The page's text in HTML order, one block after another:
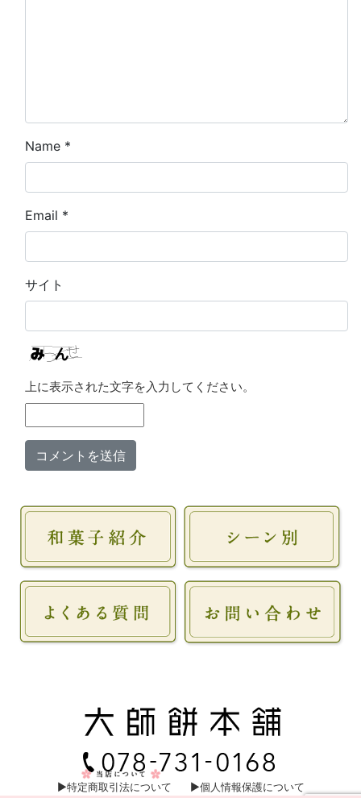
Name *
Email *
サイト
上に表示された文字を入力してください。
▶︎特定商取引法について ▶︎個人情報保護について